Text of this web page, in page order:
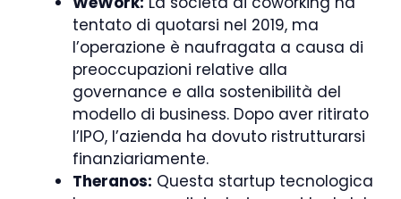
tentato di quotarsi nel 2019, ma
l’operazione è naufragata a causa di
preoccupazioni relative alla
governance e alla sostenibilità del
modello di business. Dopo aver ritirato
l’IPO, l’azienda ha dovuto ristrutturarsi
finanziariamente.
Theranos: Questa startup tecnologica